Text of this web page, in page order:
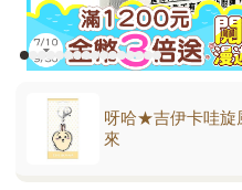
呀哈★吉伊卡哇旋
來